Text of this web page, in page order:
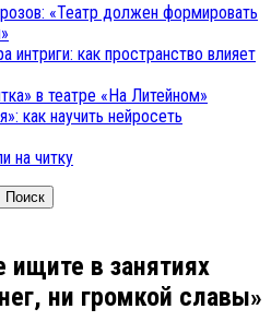
«Театр должен формировать
интриги: как пространство влияет
в театре «На Литейном»
как научить нейросеть
на читку
ищите в занятиях
ни громкой славы»